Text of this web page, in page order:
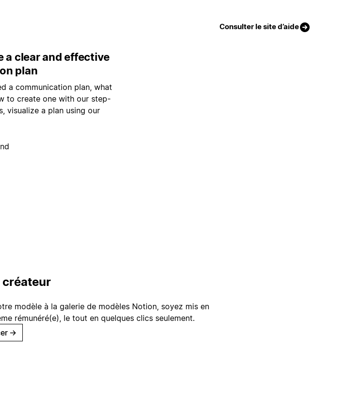
Consulter le site d’aide
a clear and effective
plan
a communication plan, what
to create one with our step-
visualize a plan using our
créateur
modèle à la galerie de modèles Notion, soyez mis en
rémunéré(e), le tout en quelques clics seulement.
→